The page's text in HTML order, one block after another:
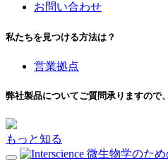
お問い合わせ
私たちを見つける方法は？
営業拠点
弊社製品についてご質問承りますので
もっと知る
微生物学のた